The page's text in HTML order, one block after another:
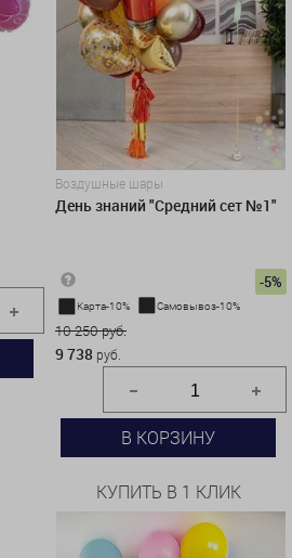
Воздушные шары
День знаний "Средний сет №1"
-5%
Карта-10% Самовывоз-10%
10 250 руб.
9 738 руб.
В КОРЗИНУ
КУПИТЬ В 1 КЛИК